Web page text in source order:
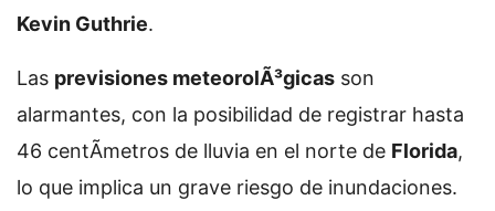
Kevin Guthrie.
Las previsiones meteorolÃ³gicas son
alarmantes, con la posibilidad de registrar hasta
46 centÃ­metros de lluvia en el norte de Florida,
lo que implica un grave riesgo de inundaciones.